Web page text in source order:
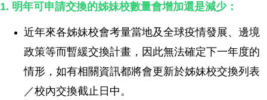
1. 明年可申請交換的姊妹校數量會增加還是減少：
近年來各姊妹校會考量當地及全球疫情發展、 邊境
政策等而暫緩交換計畫，因此無法確定下一年度的
情形，如有相關資訊都將會更新於姊妹校交換列表
／校內交換截止日中。